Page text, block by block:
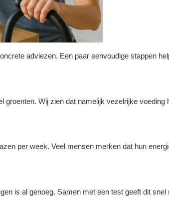
adviezen. Een paar eenvoudige stappen
groenten. Wij zien dat namelijk vezelrijke voeding
per week. Veel mensen merken dat hun
is al genoeg. Samen met een test geeft dit snel